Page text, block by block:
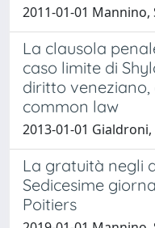
2011-01-01
La clausola
caso limite di
diritto
common law
2013-01-01
La gratuità negli
Sedicesime
Poitiers